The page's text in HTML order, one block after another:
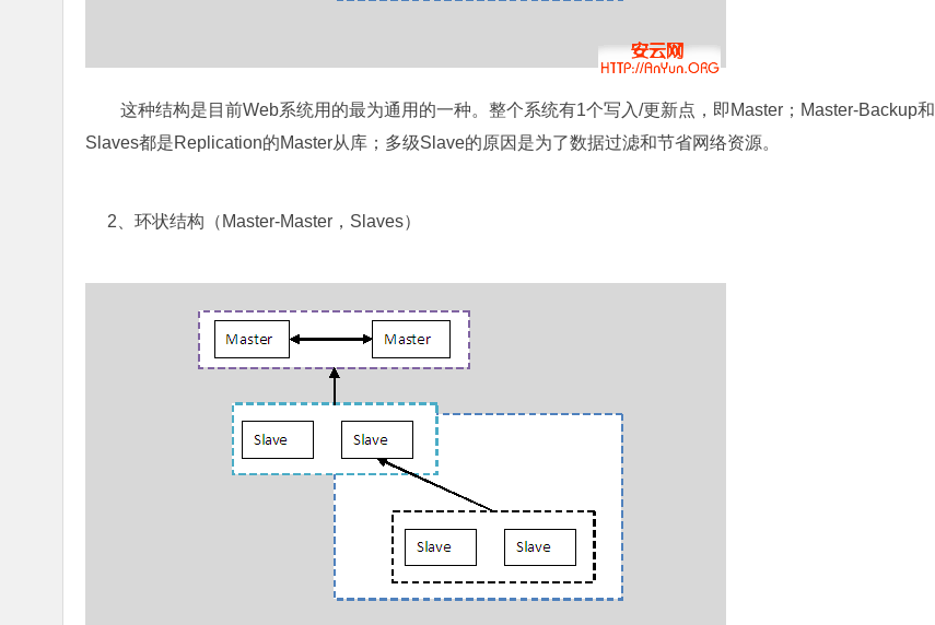
这种结构是目前Web系统用的最为通用的一种。整个系统有1个写入/更新点，即Master；Master-Backup和
Slaves都是Replication的Master从库；多级Slave的原因是为了数据过滤和节省网络资源。
2、环状结构（Master-Master，Slaves）